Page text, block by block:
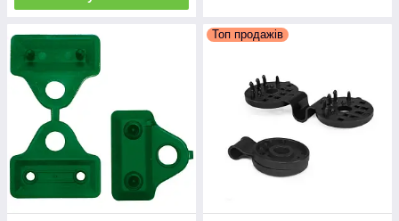
Топ продажів